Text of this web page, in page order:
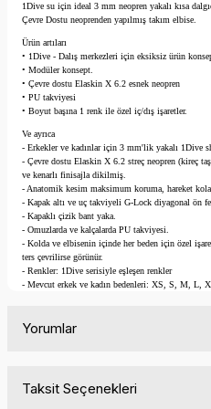
1Dive su için ideal 3 mm neopren yakalı kısa
Çevre Dostu neoprenden yapılmış takım elbise.
Ürün artıları
• 1Dive - Dalış merkezleri için eksiksiz ürün
• Modüler konsept.
• Çevre dostu Elaskin X 6.2 esnek neopren
• PU takviyesi
• Boyut başına 1 renk ile özel iç/dış işaretler.
Ve ayrıca
- Erkekler ve kadınlar için 3 mm'lik yakalı 1Dive
- Çevre dostu Elaskin X 6.2 streç neopren (kireç
ve kenarlı finisajla dikilmiş.
- Anatomik kesim maksimum koruma, hareket
- Kapak altı ve uç takviyeli G-Lock diyagonal ön
- Kapaklı çizik bant yaka.
- Omuzlarda ve kalçalarda PU takviyesi.
- Kolda ve elbisenin içinde her beden için özel
ters çevrilirse görünür.
- Renkler: 1Dive serisiyle eşleşen renkler
- Mevcut erkek ve kadın bedenleri: XS, S, M, L,
Yorumlar
Taksit Seçenekleri